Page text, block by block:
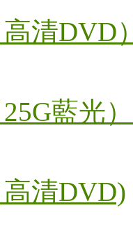
清DVD
藍光）
清DVD)